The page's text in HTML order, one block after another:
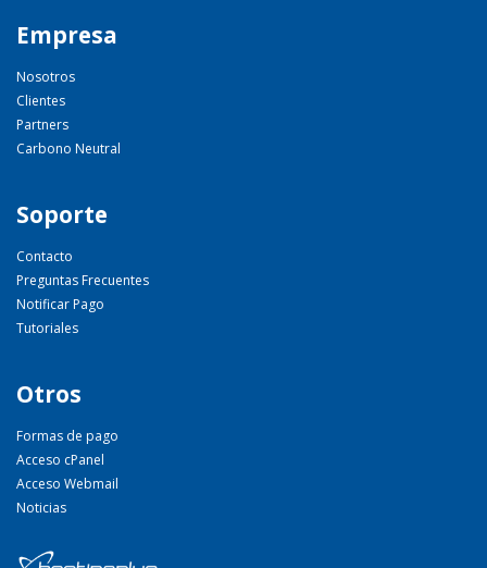
Empresa
Nosotros
Clientes
Partners
Carbono Neutral
Soporte
Contacto
Preguntas Frecuentes
Notificar Pago
Tutoriales
Otros
Formas de pago
Acceso cPanel
Acceso Webmail
Noticias